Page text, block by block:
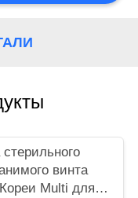
стерильного
винта
Multi для